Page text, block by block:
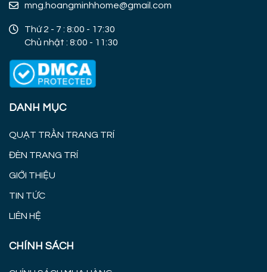
mng.hoangminhhome@gmail.com
Thứ 2 - 7 : 8:00 - 17:30
Chủ nhật : 8:00 - 11:30
DANH MỤC
QUẠT TRẦN TRANG TRÍ
ĐÈN TRANG TRÍ
GIỚI THIỆU
TIN TỨC
LIÊN HỆ
CHÍNH SÁCH